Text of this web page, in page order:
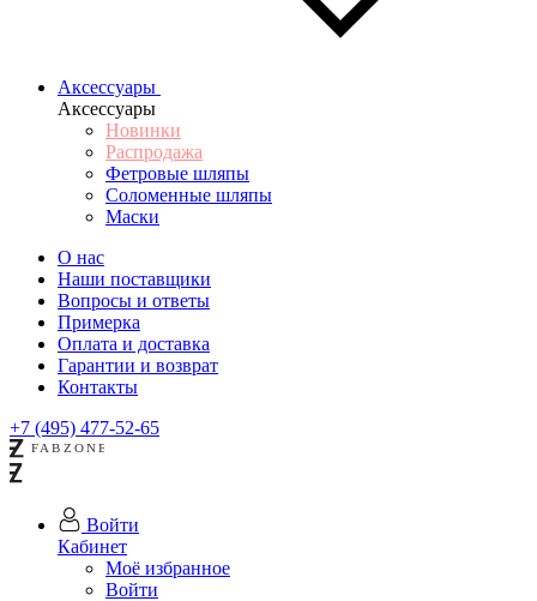
Аксессуары
Аксессуары
Новинки
Распродажа
Фетровые шляпы
Соломенные шляпы
Маски
О нас
Наши поставщики
Вопросы и ответы
Примерка
Оплата и доставка
Гарантии и возврат
Контакты
+7 (495) 477-52-65
Войти
Кабинет
Моё избранное
Войти